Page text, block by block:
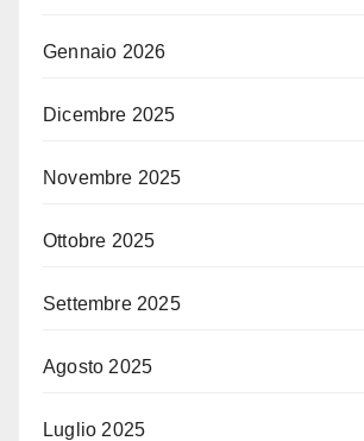
Gennaio 2026
Dicembre 2025
Novembre 2025
Ottobre 2025
Settembre 2025
Agosto 2025
Luglio 2025